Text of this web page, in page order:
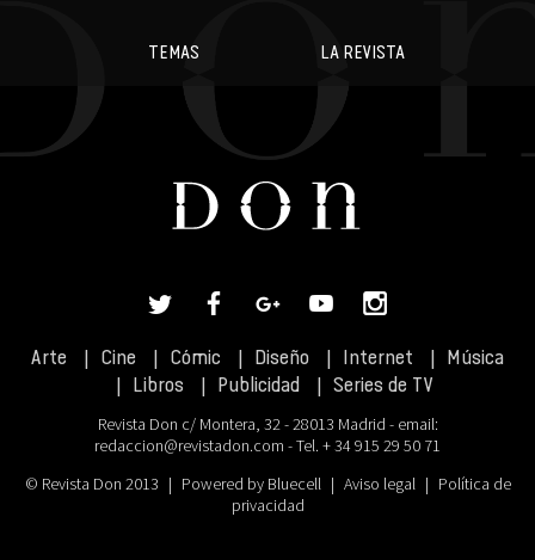
TEMAS LA REVISTA
Arte Cine Cómic Diseño Internet
Música
Libros
Publicidad Series de TV
Revista Don c/ Montera, 32 - 28013 Madrid - email:
redaccion@revistadon.com - Tel. + 34 915 29 50 71
© Revista Don 2013 | Powered by Bluecell | Aviso legal | Política de
privacidad